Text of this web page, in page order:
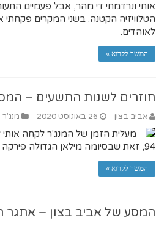
אותי ונרדמתי די מהר, אבל פעמיים
הטלוויזיה הקטנה. בשני המקרים פקחתי
לאוהדים.
המשך לקרוא »
חוזרים לשנות התשעים –
אביב בצון 26 באוגוסט 2020 מנג'ר
94, זאת שבסיומה מילאן הגדולה פירקה את הדרים טים של ברצלונה בגמר ליגת האלופות.
המשך לקרוא »
המסע של אביב בצון – אתגר